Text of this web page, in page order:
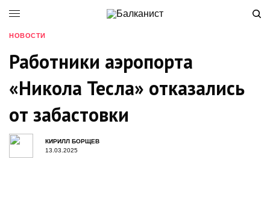
НОВОСТИ
Работники аэропорта
«Никола Тесла» отказались
от забастовки
КИРИЛЛ БОРЩЕВ
13.03.2025